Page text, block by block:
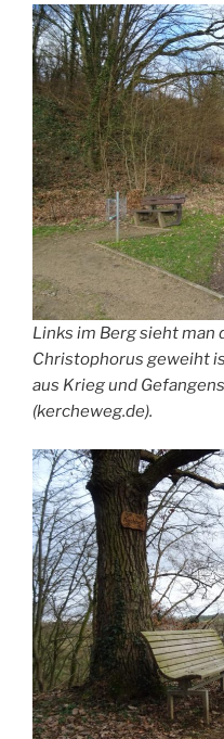
Links im Berg sieht man
Christophorus geweiht
aus Krieg und
(kercheweg.de).